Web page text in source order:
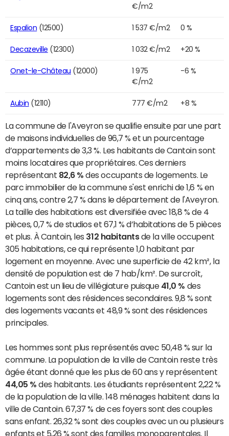
€/m2
Espalion (12500) 1 537 €/m2 0 %
Decazeville (12300) 1 032 €/m2 +20 %
Onet-le-Château (12000)
1 975
€/m2
-6 %
Aubin (12110) 777 €/m2 +8 %
La commune de l'Aveyron se qualifie ensuite par une part
de maisons individuelles de 96,7 % et un pourcentage
d’appartements de 3,3 %. Les habitants de Cantoin sont
moins locataires que propriétaires. Ces derniers
représentant 82,6 % des occupants de logements. Le
parc immobilier de la commune s'est enrichi de 1,6 % en
cinq ans, contre 2,7 % dans le département de l'Aveyron.
La taille des habitations est diversifiée avec 18,8 % de 4
pièces, 0,7 % de studios et 67,1 % d’habitations de 5 pièces
et plus. À Cantoin, les 312 habitantsde la ville occupent
305 habitations, ce qui représente 1,0 habitant par
logement en moyenne. Avec une superficie de 42 km², la
densité de population est de 7 hab/km². De surcroît,
Cantoin est un lieu de villégiature puisque 41,0 % des
logements sont des résidences secondaires. 9,8 % sont
des logements vacants et 48,9 % sont des résidences
principales.
Les hommes sont plus représentés avec 50,48 % sur la
commune. La population de la ville de Cantoin reste très
âgée étant donné que les plus de 60 ans y représentent
44,05 % des habitants. Les étudiants représentent 2,22 %
de la population de la ville. 148 ménages habitent dans la
ville de Cantoin. 67,37 % de ces foyers sont des couples
sans enfant. 26,32 % sont des couples avec un ou plusieurs
enfants et 5,26 % sont des familles monoparentales. Il